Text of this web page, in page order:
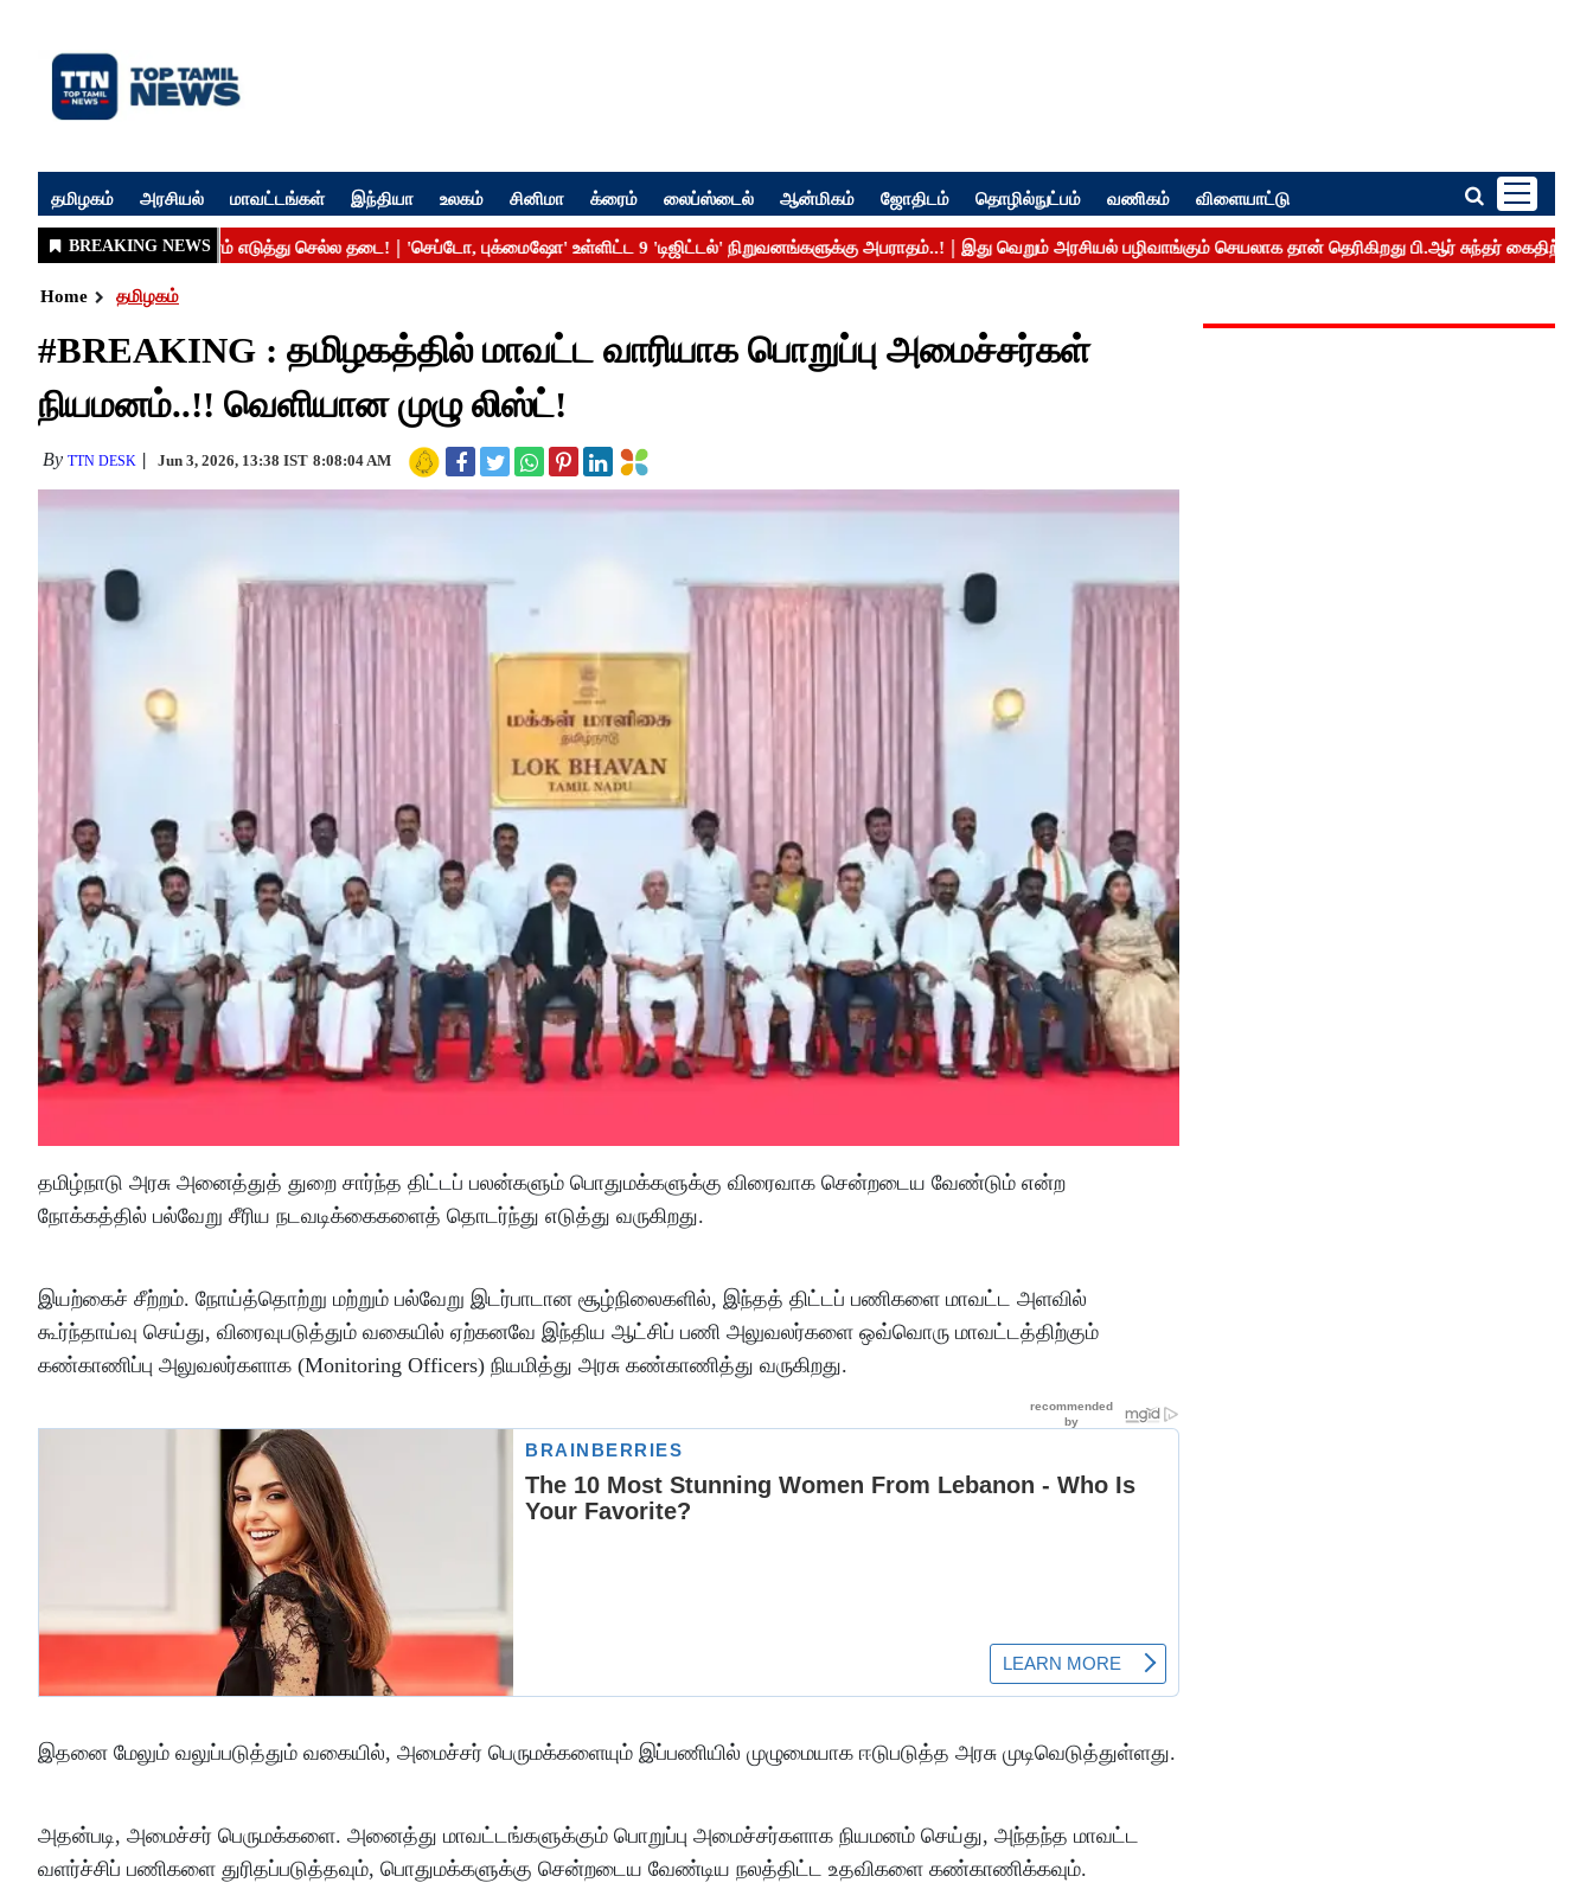
தமிழகம் அரசியல் மாவட்டங்கள் இந்தியா உலகம் சினிமா க்ரைம் லைப்ஸ்டைல் ஆன்மிகம் ஜோதிடம் தொழில்நுட்பம் வணிகம் விளையாட்டு
Home தமிழகம்
#BREAKING : தமிழகத்தில் மாவட்ட வாரியாக பொறுப்பு அமைச்சர்கள்
நியமனம்..!! வெளியான முழு லிஸ்ட்!
By TTN DESK Jun 3, 2026, 13:38 IST 8:08:04 AM
தமிழ்நாடு அரசு அனைத்துத் துறை சார்ந்த திட்டப் பலன்களும் பொதுமக்களுக்கு விரைவாக சென்றடைய வேண்டும் என்ற
நோக்கத்தில் பல்வேறு சீரிய நடவடிக்கைகளைத் தொடர்ந்து எடுத்து வருகிறது.
இயற்கைச் சீற்றம். நோய்த்தொற்று மற்றும் பல்வேறு இடர்பாடான சூழ்நிலைகளில், இந்தத் திட்டப் பணிகளை மாவட்ட அளவில்
கூர்ந்தாய்வு செய்து, விரைவுபடுத்தும் வகையில் ஏற்கனவே இந்திய ஆட்சிப் பணி அலுவலர்களை ஒவ்வொரு மாவட்டத்திற்கும்
கண்காணிப்பு அலுவலர்களாக (Monitoring Officers) நியமித்து அரசு கண்காணித்து வருகிறது.
இதனை மேலும் வலுப்படுத்தும் வகையில், அமைச்சர் பெருமக்களையும் இப்பணியில் முழுமையாக ஈடுபடுத்த அரசு முடிவெடுத்துள்ளது.
அதன்படி, அமைச்சர் பெருமக்களை. அனைத்து மாவட்டங்களுக்கும் பொறுப்பு அமைச்சர்களாக நியமனம் செய்து, அந்தந்த மாவட்ட
வளர்ச்சிப் பணிகளை துரிதப்படுத்தவும், பொதுமக்களுக்கு சென்றடைய வேண்டிய நலத்திட்ட உதவிகளை கண்காணிக்கவும்.